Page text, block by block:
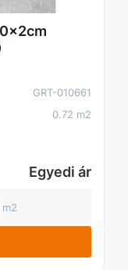
GRT-010661
0.72 m2
Egyedi ár
m2